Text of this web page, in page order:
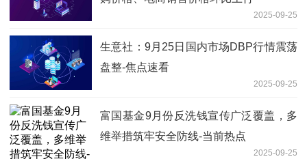
2025-09-25
生意社：9月25日国内市场DBP行情震荡
盘整-焦点速看
2025-09-25
富国基金9月份反洗钱宣传广泛覆盖，多
维举措筑牢安全防线-当前热点
2025-09-25